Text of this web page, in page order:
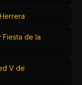
Fiesta de la
V de